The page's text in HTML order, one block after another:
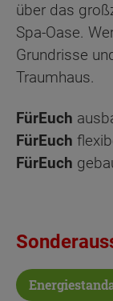
über das
Spa-Oase.
Grundrisse
Traumhaus.
FürEuch
FürEuch
FürEuch